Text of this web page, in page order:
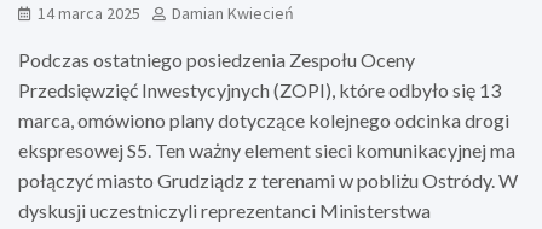
14 marca 2025 Damian Kwiecień
Podczas ostatniego posiedzenia Zespołu Oceny
Przedsięwzięć Inwestycyjnych (ZOPI), które odbyło się 13
marca, omówiono plany dotyczące kolejnego odcinka drogi
ekspresowej S5. Ten ważny element sieci komunikacyjnej ma
połączyć miasto Grudziądz z terenami w pobliżu Ostródy. W
dyskusji uczestniczyli reprezentanci Ministerstwa